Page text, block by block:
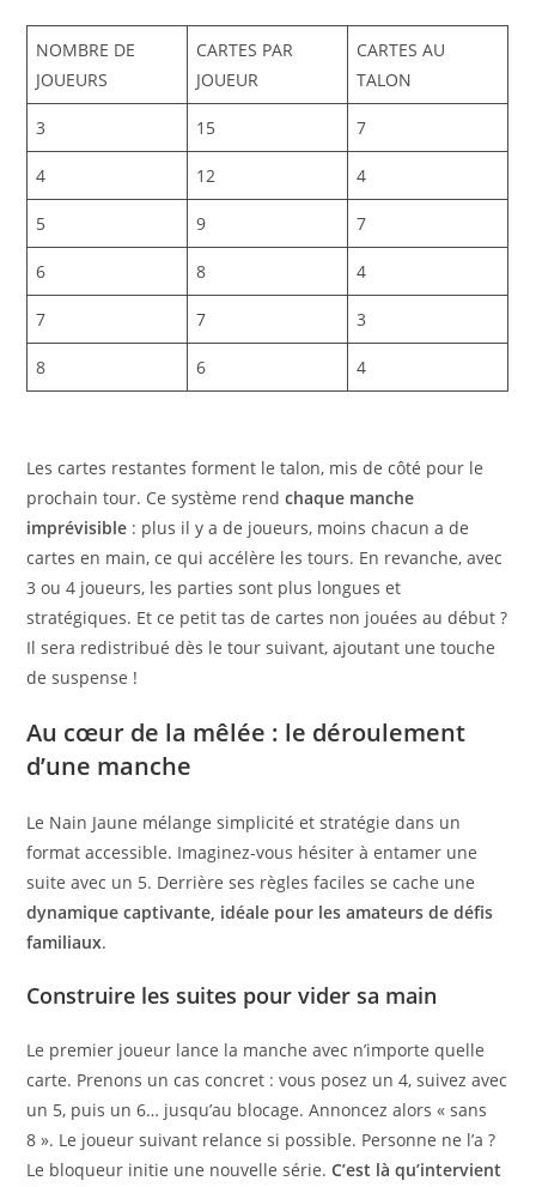
NOMBRE DE
JOUEURS
CARTES PAR
JOUEUR
CARTES AU
TALON
3 15 7
4 12 4
5 9 7
6 8 4
7 7 3
8 6 4
Les cartes restantes forment le talon, mis de côté pour le
prochain tour. Ce système rendchaque manche
imprévisible : plus il y a de joueurs, moins chacun a de
cartes en main, ce qui accélère les tours. En revanche, avec
3 ou 4 joueurs, les parties sont plus longues et
stratégiques. Et ce petit tas de cartes non jouées au début ?
Il sera redistribué dès le tour suivant, ajoutant une touche
de suspense !
Au cœur de la mêlée : le déroulement
d’une manche
Le Nain Jaune mélange simplicité et stratégie dans un
format accessible. Imaginez-vous hésiter à entamer une
suite avec un 5. Derrière ses règles faciles se cache une
dynamique captivante, idéale pour les amateurs de défis
familiaux.
Construire les suites pour vider sa main
Le premier joueur lance la manche avec n’importe quelle
carte. Prenons un cas concret : vous posez un 4, suivez avec
un 5, puis un 6… jusqu’au blocage. Annoncez alors « sans
8 ». Le joueur suivant relance si possible. Personne ne l’a ?
Le bloqueur initie une nouvelle série.C’est là qu’intervient